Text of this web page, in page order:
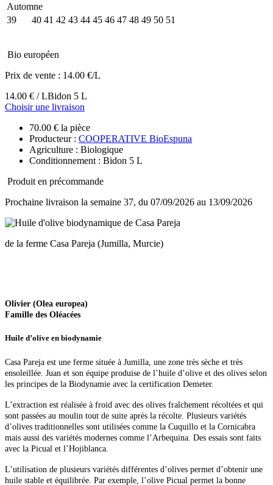
Automne
39
40 41 42 43 44 45 46 47 48 49 50 51
Bio européen
Prix de vente : 14.00 €/L
14.00 € / LBidon 5 L
Choisir une livraison
70.00 € la pièce
Producteur : COOPERATIVE BioEspuna
Agriculture : Biologique
Conditionnement : Bidon 5 L
Produit en précommande
Prochaine livraison la semaine 37, du 07/09/2026 au 13/09/2026
de la ferme Casa Pareja (Jumilla, Murcie)
Olivier (Olea europea)
Famille des Oléacées
Huile d’olive en biodynamie
Casa Pareja est une ferme située à Jumilla, une zone très sèche et très
ensoleillée. Juan et son équipe produise de l’huile d’olive et des olives selon
les principes de la Biodynamie avec la certification Demeter.
L’extraction est réalisée à froid avec des olives fraîchement récoltées et qui
sont passées au moulin tout de suite après la récolte. Plusieurs variétés
d’olives traditionnelles sont utilisées comme la Cuquillo et la Cornicabra
mais aussi des variétés modernes comme l’Arbequina. Des essais sont faits
avec la Picual et l’Hojiblanca.
L’utilisation de plusieurs variétés différentes d’olives permet d’obtenir une
huile stable et équilibrée. Par exemple, l’olive Picual permet la bonne